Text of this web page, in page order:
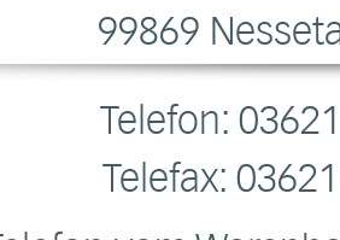
99869
Telefon:
Telefax: